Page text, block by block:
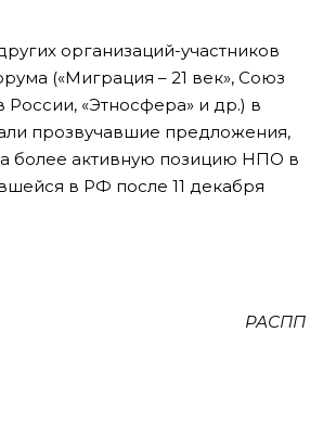
организаций-участников
(«Миграция – 21 век», Союз
России, «Этносфера» и др.) в
прозвучавшие предложения,
более активную позицию НПО в
в РФ после 11 декабря
РАСПП